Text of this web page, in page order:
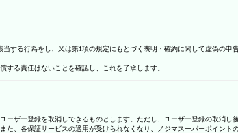
する行為をし、又は第1項の規定にもとづく表明・確約に関して虚偽の
る責任はないことを確認し、これを了承します。
ザー登録を取消しできるものとします。ただし、ユーザー登録の取消
、各保証サービスの適用が受けられなくなり、ノジマスーパーポイント